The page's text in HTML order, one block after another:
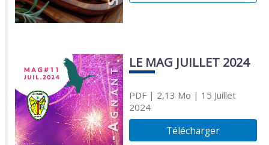
LE MAG JUILLET 2024
PDF| 2,13 Mo | 15 Juillet
2024
Télécharger